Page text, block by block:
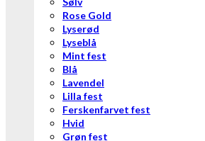
Rose Gold
Lyserød
Lyseblå
Mint fest
Blå
Lavendel
Lilla fest
Ferskenfarvet fest
Hvid
Grøn fest